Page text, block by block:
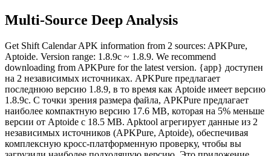
Multi-Source Deep Analysis
Get Shift Calendar APK information from 2 sources: APKPure,
Aptoide. Version range: 1.8.9c ~ 1.8.9. We recommend
downloading from APKPure for the latest version. {app} доступен
на 2 независимых источниках. APKPure предлагает
последнюю версию 1.8.9, в то время как Aptoide имеет версию
1.8.9c. С точки зрения размера файла, APKPure предлагает
наиболее компактную версию 17.6 MB, которая на 5% меньше
версии от Aptoide с 18.5 MB. Apktool агрегирует данные из 2
независимых источников (APKPure, Aptoide), обеспечивая
комплексную кросс-платформенную проверку, чтобы вы